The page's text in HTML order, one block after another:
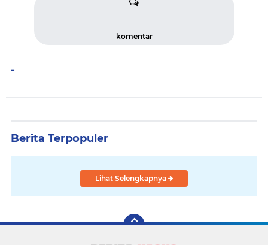
komentar
-
Berita Terpopuler
Lihat Selengkapnya